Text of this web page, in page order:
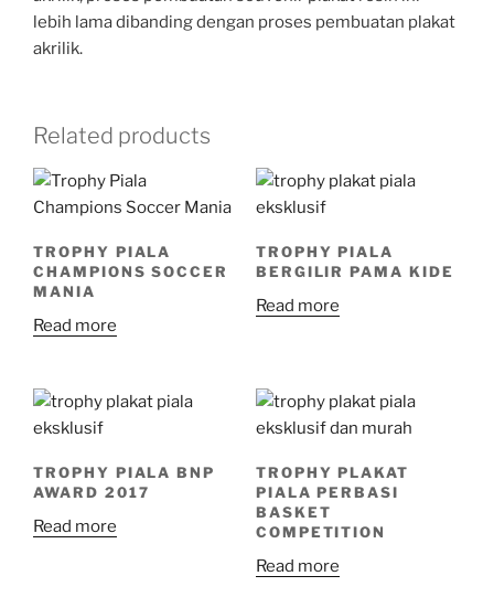
lebih lama dibanding dengan proses pembuatan plakat
akrilik.
Related products
TROPHY PIALA
CHAMPIONS SOCCER
MANIA
Read more
TROPHY PIALA
BERGILIR PAMA KIDE
Read more
TROPHY PIALA BNP
AWARD 2017
Read more
TROPHY PLAKAT
PIALA PERBASI
BASKET
COMPETITION
Read more